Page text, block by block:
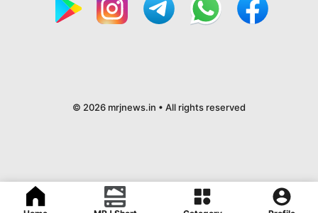
© 2026 mrjnews.in • All rights reserved